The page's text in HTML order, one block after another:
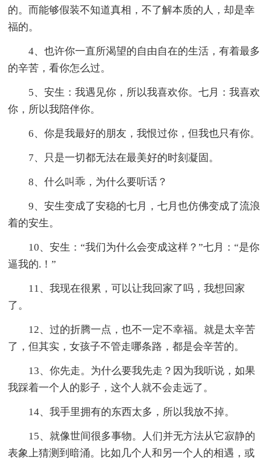
的。而能够假装不知道真相，不了解本质的人，却是幸
福的。
4、也许你一直所渴望的自由自在的生活，有着最多
的辛苦，看你怎么过。
5、安生：我遇见你，所以我喜欢你。七月：我喜欢
你，所以我陪伴你。
6、你是我最好的朋友，我恨过你，但我也只有你。
7、只是一切都无法在最美好的时刻凝固。
8、什么叫乖，为什么要听话？
9、安生变成了安稳的七月，七月也仿佛变成了流浪
着的安生。
10、安生：“我们为什么会变成这样？”七月：“是你
逼我的.！”
11、我现在很累，可以让我回家了吗，我想回家
了。
12、过的折腾一点，也不一定不幸福。就是太辛苦
了，但其实，女孩子不管走哪条路，都是会辛苦的。
13、你先走。为什么要我先走？因为我听说，如果
我踩着一个人的影子，这个人就不会走远了。
14、我手里拥有的东西太多，所以我放不掉。
15、就像世间很多事物。人们并无方法从它寂静的
表象上猜测到暗涌。比如几个人和另一个人的相遇，或